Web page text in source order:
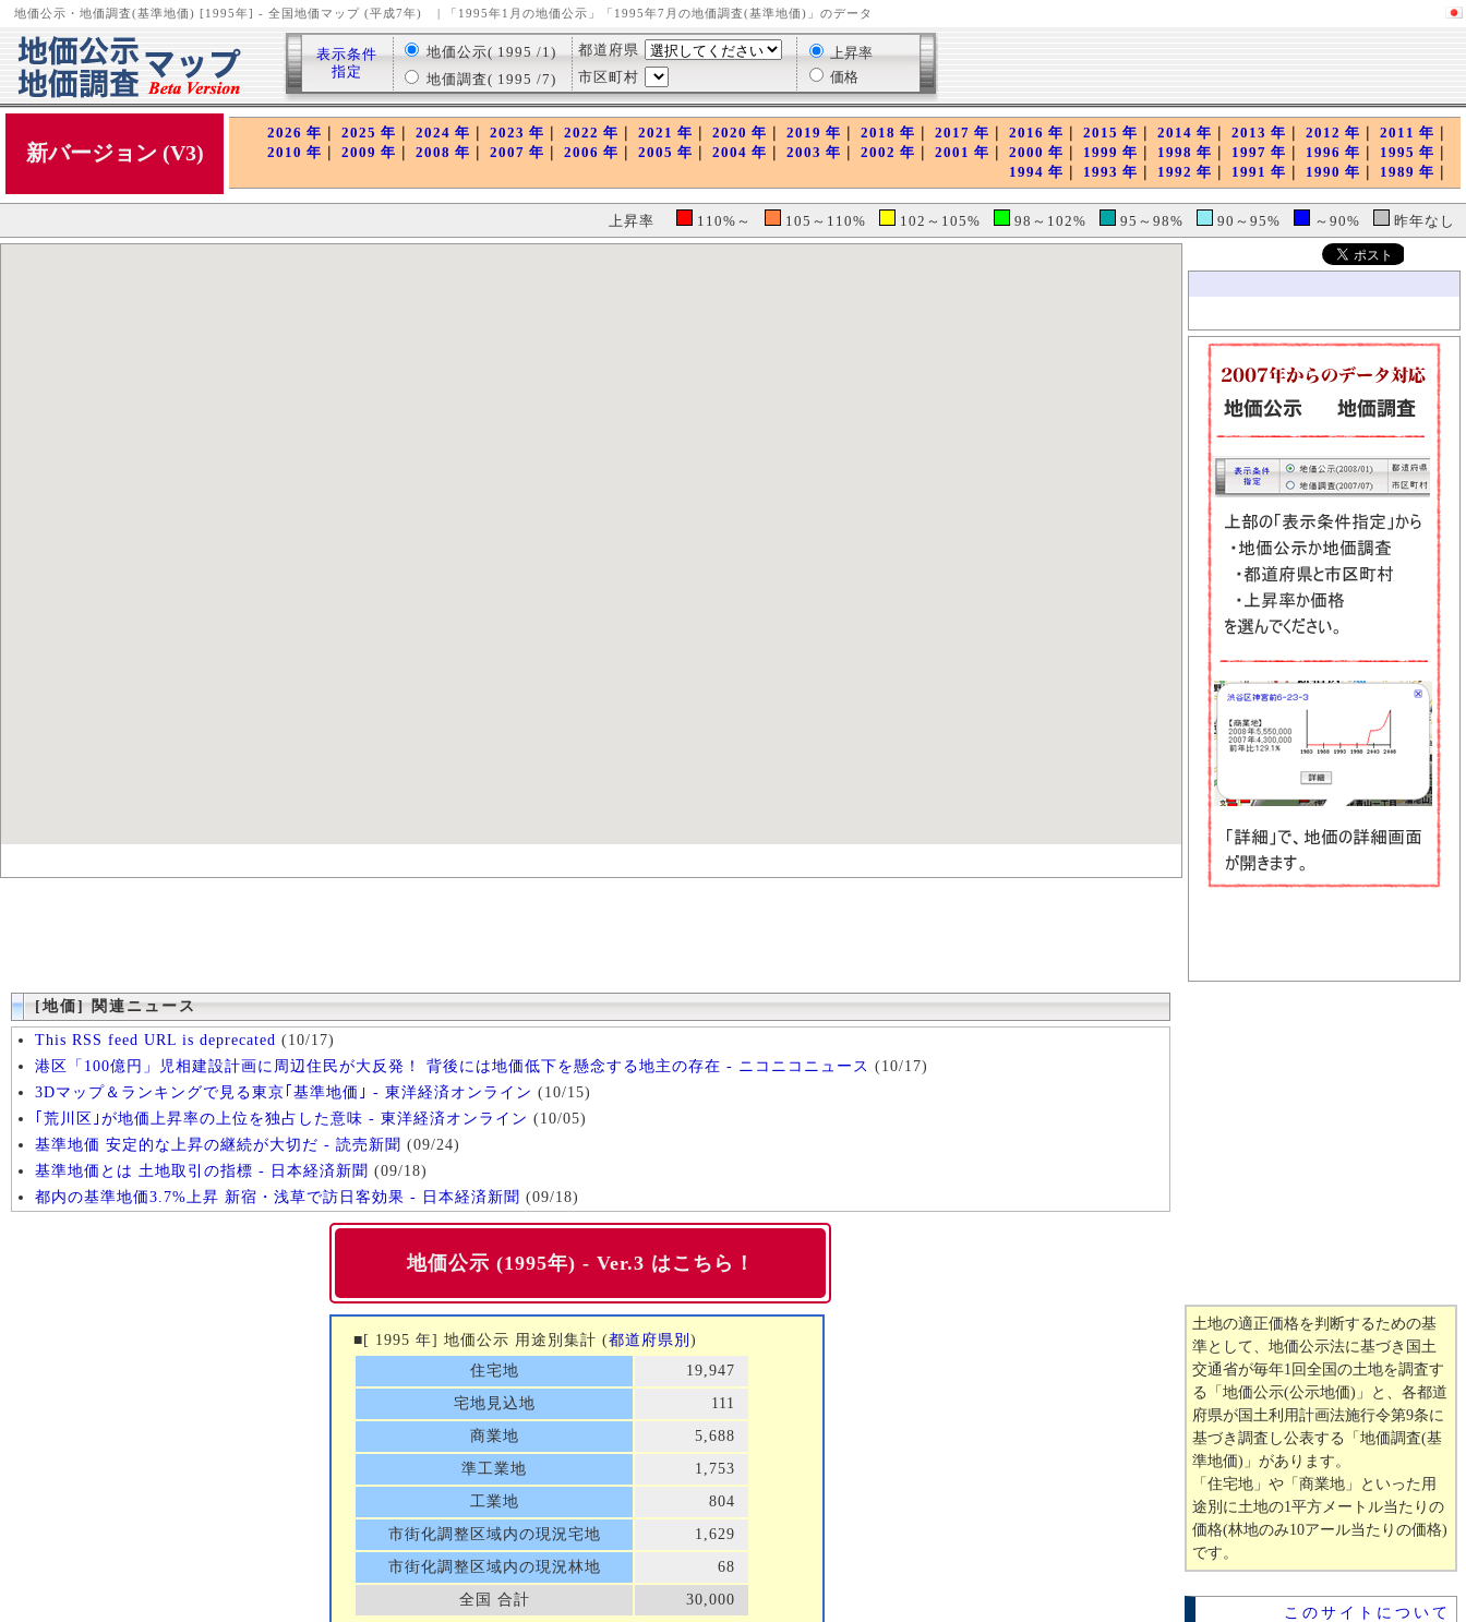
地価公示・地価調査(基準地価) [1995年] - 全国地価マップ (平成7年) | 「1995年1月の地価公示」「1995年7月の地価調査(基準地価)」のデータ
表示条件
指定
地価公示( 1995 /1) 都道府県
上昇率
価格
地価調査( 1995 /7) 市区町村
新バージョン (V3)
2026 年 2025 年 2024 年 2023 年 2022 年 2021 年 2020 年 2019 年 2018 年 2017 年 2016 年 2015 年 2014 年 2013 年 2012 年 2011 年
2010 年
2009 年 2008 年 2007 年 2006 年 2005 年 2004 年 2003 年 2002 年 2001 年 2000 年 1999 年 1998 年 1997 年 1996 年 1995 年
1994 年
1993 年 1992 年 1991 年 1990 年 1989 年
上昇率 110%～ 105～110% 102～105% 98～102% 95～98% 90～95% ～90% 昨年なし
[地価] 関連ニュース
This RSS feed URL is deprecated (10/17)
港区「100億円」児相建設計画に周辺住民が大反発！ 背後には地価低下を懸念する地主の存在 - ニコニコニュース (10/17)
3Dマップ＆ランキングで見る東京｢基準地価｣ - 東洋経済オンライン (10/15)
｢荒川区｣が地価上昇率の上位を独占した意味 - 東洋経済オンライン (10/05)
基準地価 安定的な上昇の継続が大切だ - 読売新聞 (09/24)
基準地価とは 土地取引の指標 - 日本経済新聞 (09/18)
都内の基準地価3.7%上昇 新宿・浅草で訪日客効果 - 日本経済新聞 (09/18)
地価公示 (1995年) - Ver.3 はこちら！
■[ 1995 年] 地価公示 用途別集計 (都道府県別 )
住宅地
19,947
宅地見込地
111
商業地
5,688
準工業地
1,753
工業地
804
市街化調整区域内の現況宅地
1,629
市街化調整区域内の現況林地
68
全国 合計
30,000
土地の適正価格を判断するための基
準として、地価公示法に基づき国土
交通省が毎年1回全国の土地を調査す
る「地価公示(公示地価)」と、各都道
府県が国土利用計画法施行令第9条に
基づき調査し公表する「地価調査(基
準地価)」があります。
「住宅地」や「商業地」といった用
途別に土地の1平方メートル当たりの
価格(林地のみ10アール当たりの価格)
です。
このサイトについて